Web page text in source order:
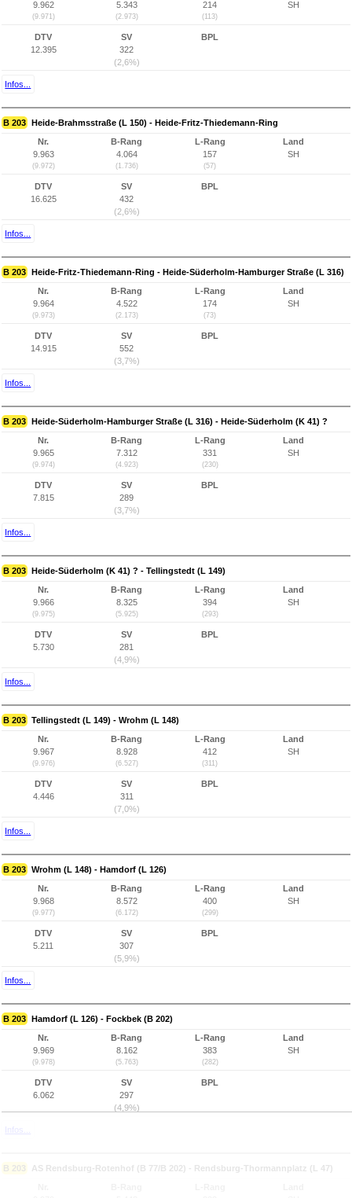
9.962
(9.971)
5.343
(2.973)
214
(113)
SH
DTV
12.395
SV
322
(2,6%)
BPL
Infos...
B 203 Heide-Brahmsstraße (L 150) - Heide-Fritz-Thiedemann-Ring
Nr.
9.963
(9.972)
B-Rang
4.064
(1.736)
L-Rang
157
(57)
Land
SH
DTV
16.625
SV
432
(2,6%)
BPL
Infos...
B 203 Heide-Fritz-Thiedemann-Ring - Heide-Süderholm-Hamburger Straße (L 316)
Nr.
9.964
(9.973)
B-Rang
4.522
(2.173)
L-Rang
174
(73)
Land
SH
DTV
14.915
SV
552
(3,7%)
BPL
Infos...
B 203 Heide-Süderholm-Hamburger Straße (L 316) - Heide-Süderholm (K 41) ?
Nr.
9.965
(9.974)
B-Rang
7.312
(4.923)
L-Rang
331
(230)
Land
SH
DTV
7.815
SV
289
(3,7%)
BPL
Infos...
B 203 Heide-Süderholm (K 41) ? - Tellingstedt (L 149)
Nr.
9.966
(9.975)
B-Rang
8.325
(5.925)
L-Rang
394
(293)
Land
SH
DTV
5.730
SV
281
(4,9%)
BPL
Infos...
B 203 Tellingstedt (L 149) - Wrohm (L 148)
Nr.
9.967
(9.976)
B-Rang
8.928
(6.527)
L-Rang
412
(311)
Land
SH
DTV
4.446
SV
311
(7,0%)
BPL
Infos...
B 203 Wrohm (L 148) - Hamdorf (L 126)
Nr.
9.968
(9.977)
B-Rang
8.572
(6.172)
L-Rang
400
(299)
Land
SH
DTV
5.211
SV
307
(5,9%)
BPL
Infos...
B 203 Hamdorf (L 126) - Fockbek (B 202)
Nr.
9.969
(9.978)
B-Rang
8.162
(5.763)
L-Rang
383
(282)
Land
SH
DTV
6.062
SV
297
(4,9%)
BPL
Infos...
B 203 AS Rendsburg-Rotenhof (B 77/B 202) - Rendsburg-Thormannplatz (L 47)